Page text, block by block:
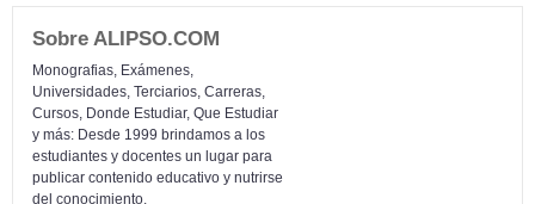
Sobre ALIPSO.COM
Monografias, Exámenes,
Universidades, Terciarios, Carreras,
Cursos, Donde Estudiar, Que Estudiar
y más: Desde 1999 brindamos a los
estudiantes y docentes un lugar para
publicar contenido educativo y nutrirse
del conocimiento.